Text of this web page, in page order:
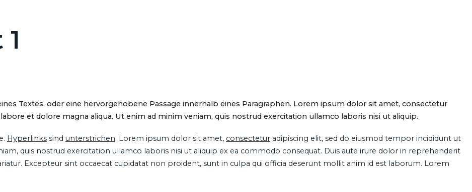
Textes, oder eine hervorgehobene Passage innerhalb eines Paragraphen. Lorem ipsum dolor sit amet, consectetur
et dolore magna aliqua. Ut enim ad minim veniam, quis nostrud exercitation ullamco laboris nisi ut aliquip.
Hyperlinks sind unterstrichen. Lorem ipsum dolor sit amet, consectetur adipiscing elit, sed do eiusmod tempor incididunt ut
quis nostrud exercitation ullamco laboris nisi ut aliquip ex ea commodo consequat. Duis aute irure dolor in reprehenderit
Excepteur sint occaecat cupidatat non proident, sunt in culpa qui officia deserunt mollit anim id est laborum. Lorem